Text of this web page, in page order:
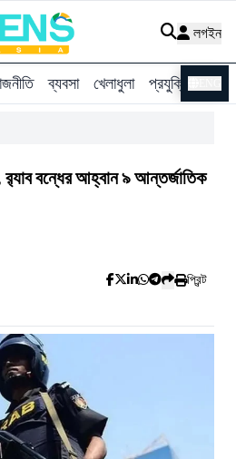
লগইন
ব্যবসা খেলাধুলা প্রযুক্তি
র‍্যাব বন্ধের আহ্বান ৯ আন্তর্জাতিক
প্রিন্ট